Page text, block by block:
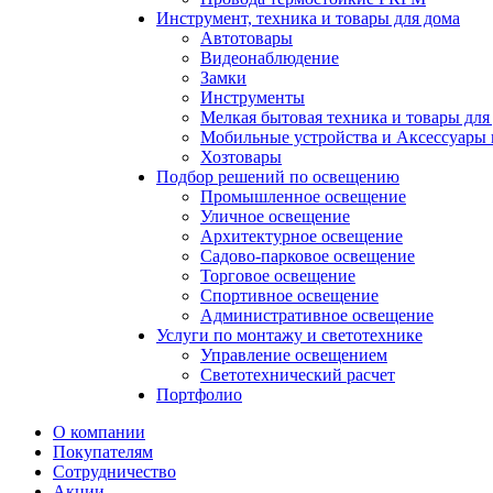
Инструмент, техника и товары для дома
Автотовары
Видеонаблюдение
Замки
Инструменты
Мелкая бытовая техника и товары для
Мобильные устройства и Аксессуары
Хозтовары
Подбор решений по освещению
Промышленное освещение
Уличное освещение
Архитектурное освещение
Садово-парковое освещение
Торговое освещение
Спортивное освещение
Административное освещение
Услуги по монтажу и светотехнике
Управление освещением
Светотехнический расчет
Портфолио
О компании
Покупателям
Сотрудничество